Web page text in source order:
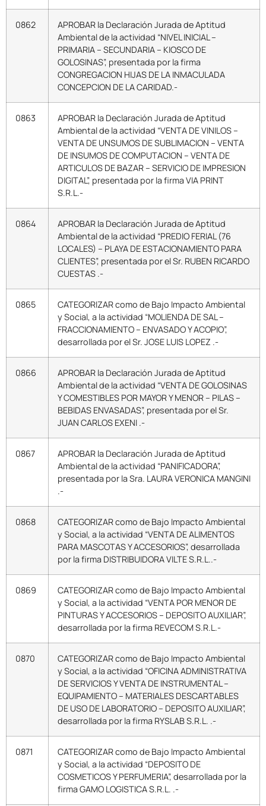
0862
APROBAR la Declaración Jurada de Aptitud
Ambiental de la actividad “NIVEL INICIAL –
PRIMARIA – SECUNDARIA – KIOSCO DE
GOLOSINAS”, presentada por la firma
CONGREGACION HIJAS DE LA INMACULADA
CONCEPCION DE LA CARIDAD.-
0863
APROBAR la Declaración Jurada de Aptitud
Ambiental de la actividad “VENTA DE VINILOS –
VENTA DE UNSUMOS DE SUBLIMACION – VENTA
DE INSUMOS DE COMPUTACION – VENTA DE
ARTICULOS DE BAZAR – SERVICIO DE IMPRESION
DIGITAL”, presentada por la firma VIA PRINT
S.R.L.-
0864
APROBAR la Declaración Jurada de Aptitud
Ambiental de la actividad “PREDIO FERIAL (76
LOCALES) – PLAYA DE ESTACIONAMIENTO PARA
CLIENTES”, presentada por el Sr. RUBEN RICARDO
CUESTAS .-
0865
CATEGORIZAR como de Bajo Impacto Ambiental
y Social, a la actividad “MOLIENDA DE SAL –
FRACCIONAMIENTO – ENVASADO Y ACOPIO”,
desarrollada por el Sr. JOSE LUIS LOPEZ .-
0866
APROBAR la Declaración Jurada de Aptitud
Ambiental de la actividad “VENTA DE GOLOSINAS
Y COMESTIBLES POR MAYOR Y MENOR – PILAS –
BEBIDAS ENVASADAS”, presentada por el Sr.
JUAN CARLOS EXENI .-
0867
APROBAR la Declaración Jurada de Aptitud
Ambiental de la actividad “PANIFICADORA”,
presentada por la Sra. LAURA VERONICA MANGINI
.-
0868
CATEGORIZAR como de Bajo Impacto Ambiental
y Social, a la actividad “VENTA DE ALIMENTOS
PARA MASCOTAS Y ACCESORIOS”, desarrollada
por la firma DISTRIBUIDORA VILTE S.R.L..-
0869
CATEGORIZAR como de Bajo Impacto Ambiental
y Social, a la actividad “VENTA POR MENOR DE
PINTURAS Y ACCESORIOS – DEPOSITO AUXILIAR”,
desarrollada por la firma REVECOM S.R.L.-
0870
CATEGORIZAR como de Bajo Impacto Ambiental
y Social, a la actividad “OFICINA ADMINISTRATIVA
DE SERVICIOS Y VENTA DE INSTRUMENTAL –
EQUIPAMIENTO – MATERIALES DESCARTABLES
DE USO DE LABORATORIO – DEPOSITO AUXILIAR”,
desarrollada por la firma RYSLAB S.R.L. .-
0871
CATEGORIZAR como de Bajo Impacto Ambiental
y Social, a la actividad “DEPOSITO DE
COSMETICOS Y PERFUMERIA”, desarrollada por la
firma GAMO LOGISTICA S.R.L. .-